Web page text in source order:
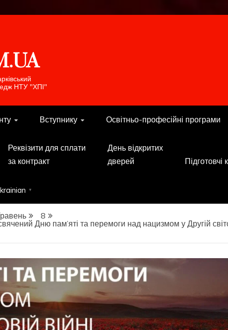
НТУ "ХПІ"
Вступнику Освітньо-професійні програми
Реквізити для сплати
за контракт
День відкритих
дверей
Підготовчі
▼
8
Дню пам’яті та перемоги над нацизмом у Другій